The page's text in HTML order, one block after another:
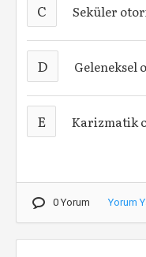
C Seküler
D Geleneksel
E Karizmatik
0 Yorum Yorum